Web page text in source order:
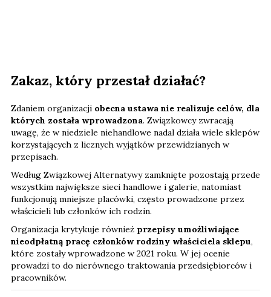
Zakaz, który przestał działać?
Zdaniem organizacji obecna ustawa nie realizuje celów, dla
których została wprowadzona. Związkowcy zwracają
uwagę, że w niedziele niehandlowe nadal działa wiele sklepów
korzystających z licznych wyjątków przewidzianych w
przepisach.
Według Związkowej Alternatywy zamknięte pozostają przede
wszystkim największe sieci handlowe i galerie, natomiast
funkcjonują mniejsze placówki, często prowadzone przez
właścicieli lub członków ich rodzin.
Organizacja krytykuje również przepisy umożliwiające
nieodpłatną pracę członków rodziny właściciela sklepu,
które zostały wprowadzone w 2021 roku. W jej ocenie
prowadzi to do nierównego traktowania przedsiębiorców i
pracowników.